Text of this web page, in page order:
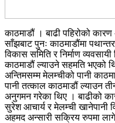
काठमाडौं । बाढी पहिरोको
साँझबाट पुनः काठमाडौंमा
विकास समिति र निर्माण
काठमाडौं ल्याउने सहमति भएको
अन्तिमसम्म मेलम्चीको पानी
पानी तत्काल काठमाडौं ल्याउन
अनुगमन गरेका थिए । बाढीको
सुरेश आचार्य र मेलम्ची खानेपानी
अहमद अन्सारी सक्रिय रुपमा